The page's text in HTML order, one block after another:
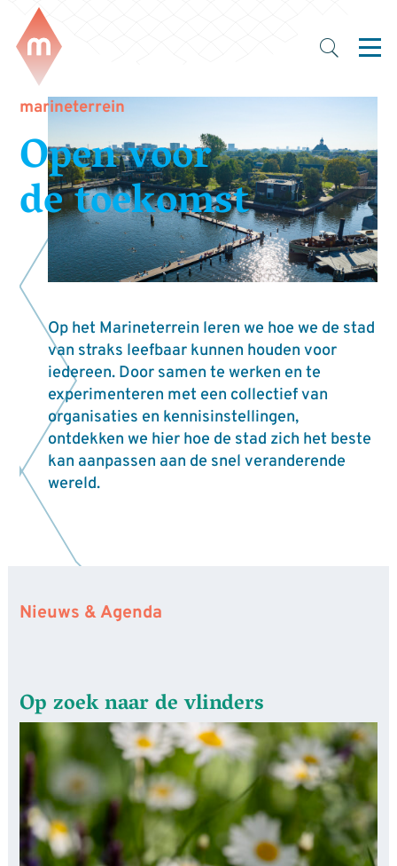
marineterrein
Open voor
de toekomst
Op het Marineterrein leren we hoe we de stad
van straks leefbaar kunnen houden voor
iedereen. Door samen te werken en te
experimenteren met een collectief van
organisaties en kennisinstellingen,
ontdekken we hier hoe de stad zich het beste
kan aanpassen aan de snel veranderende
wereld.
Nieuws & Agenda
Op zoek naar de vlinders